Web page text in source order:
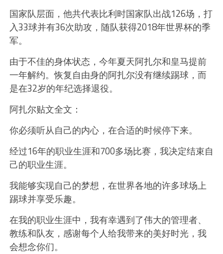
国家队层面，他共代表比利时国家队出战126场，打
入33球并有36次助攻，随队获得2018年世界杯的季
军。
由于不佳的身体状态，今年夏天阿扎尔和皇马提前
一年解约。恢复自由身的阿扎尔没有继续踢球，而
是在32岁的年纪选择退役。
阿扎尔贴文全文：
你必须听从自己的内心，在合适的时候停下来。
经过16年的职业生涯和700多场比赛，我决定结束自
己的职业生涯。
我能够实现自己的梦想，在世界各地的许多球场上
踢球并享受乐趣。
在我的职业生涯中，我有幸遇到了伟大的管理者、
教练和队友，感谢每个人给我带来的美好时光，我
会想念你们。